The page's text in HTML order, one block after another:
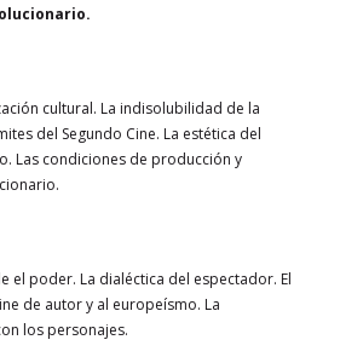
cultural. La indisolubilidad de la
del Segundo Cine. La estética del
Las condiciones de producción y
el poder. La dialéctica del espectador. El
de autor y al europeísmo. La
los personajes.